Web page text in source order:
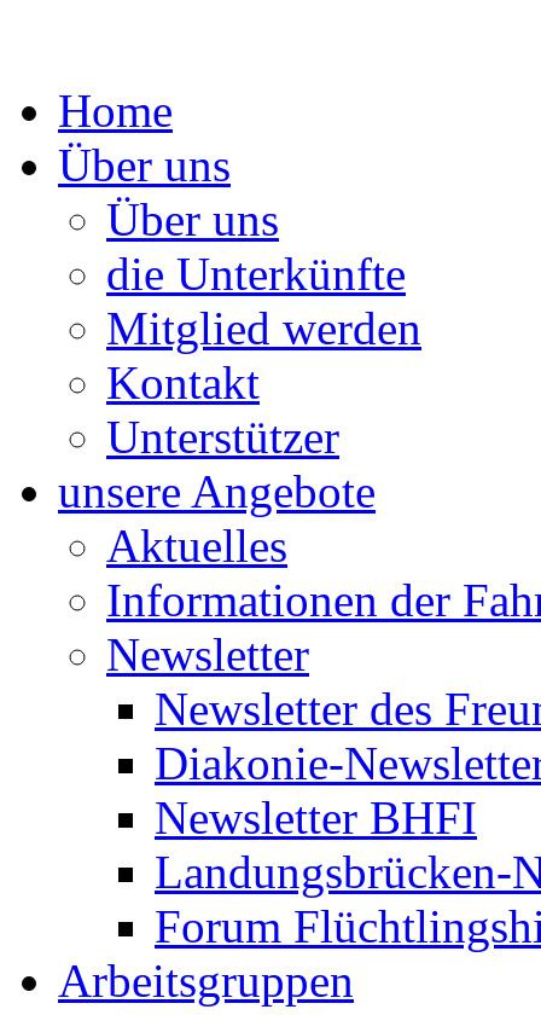
Springe
zum
Home
Über uns
Über uns
die Unterkünfte
Mitglied werden
Kontakt
Unterstützer
unsere Angebote
Aktuelles
Informationen der
Newsletter
Newsletter des
Diakonie-
Newsletter BHFI
Landungsbrücken-
Forum
Arbeitsgruppen